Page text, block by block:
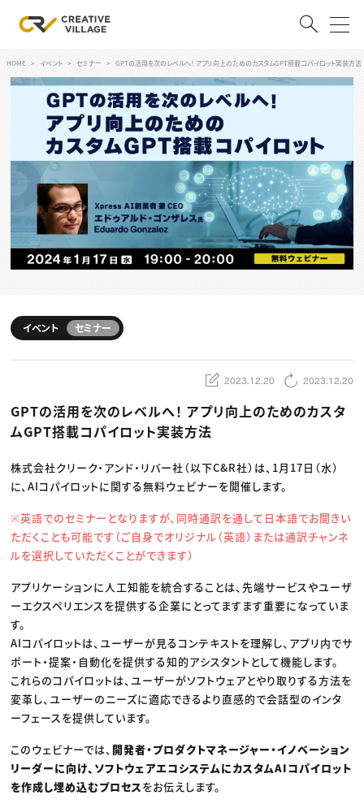
ACCOUNT
ログイン 会員登録
RECRUIT
クリエイター求人を探す
CREATIVE JOB求人検索
特集求人
採用説明会
転職支援サービス
CONTENTS
スキルアップしたい！ トップ
デザイン
動画配信・映像制作
ディレクション
業界解説・キャリア事情
お役立ち基礎知識
TOP Creator’s コラム
ゲームクリエイター
映像クリエイター
マーケッター
C＆R Magazine
ニュース・トレンド
Web
映像
ゲーム・エンタメ
出版
CREATIVE VILLAGEからのお知らせ
HOME イベント セミナー GPTの活用を次のレベルへ！ アプリ向上のためのカスタムGPT搭載コパイロット実装方法
イベント セミナー
2023.12.20 2023.12.20
GPTの活用を次のレベルへ！ アプリ向上のためのカスタ
ムGPT搭載コパイロット実装方法
株式会社クリーク・アンド・リバー社（以下C&R社）は、1月17日（水）
に、AIコパイロットに関する無料ウェビナーを開催します。
※英語でのセミナーとなりますが、同時通訳を通して日本語でお聞きい
ただくことも可能です（ご自身でオリジナル（英語）または通訳チャンネ
ルを選択していただくことができます）
アプリケーションに人工知能を統合することは、先端サービスやユーザ
ーエクスペリエンスを提供する企業にとってますます重要になっていま
す。
AIコパイロットは、ユーザーが見るコンテキストを理解し、アプリ内でサ
ポート・提案・自動化を提供する知的アシスタントとして機能します。
これらのコパイロットは、ユーザーがソフトウェアとやり取りする方法を
変革し、ユーザーのニーズに適応できるより直感的で会話型のインタ
ーフェースを提供しています。
このウェビナーでは、 開発者・プロダクトマネージャー・イノベーション
リーダーに向け、ソフトウェアエコシステムにカスタムAIコパイロット
を作成し埋め込むプロセスをお伝えします。